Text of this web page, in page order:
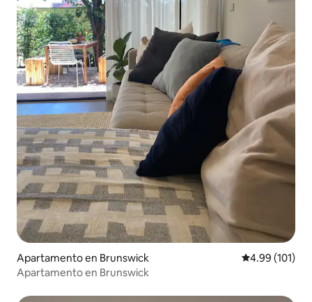
Apartamento en Brunswick Calificación
4.99 (101)
Apartamento en Brunswick